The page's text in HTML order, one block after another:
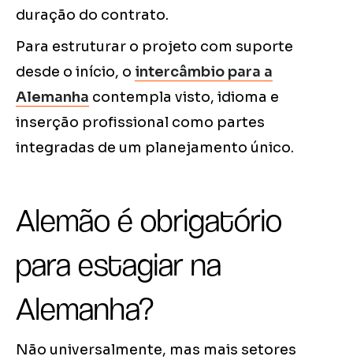
duração do contrato.
Para estruturar o projeto com suporte
desde o início, o intercâmbio para a
Alemanha contempla visto, idioma e
inserção profissional como partes
integradas de um planejamento único.
Alemão é obrigatório
para estagiar na
Alemanha?
Não universalmente, mas mais setores